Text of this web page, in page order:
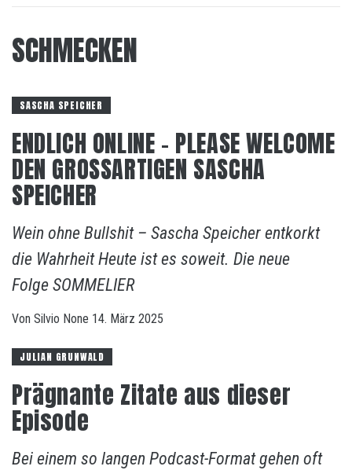
SCHMECKEN
SASCHA SPEICHER
ENDLICH ONLINE – PLEASE WELCOME
DEN GROSSARTIGEN SASCHA
SPEICHER
Wein ohne Bullshit – Sascha Speicher entkorkt
die Wahrheit Heute ist es soweit. Die neue
Folge SOMMELIER
Von Silvio None 14. März 2025
JULIAN GRUNWALD
Prägnante Zitate aus dieser
Episode
Bei einem so langen Podcast-Format gehen oft